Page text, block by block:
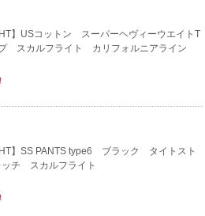
】USコットン スーパーヘヴィーウエイトT
スカルフライト カリフォルニアライン
】SS PANTS type6 ブラック タイトスト
チ スカルフライト